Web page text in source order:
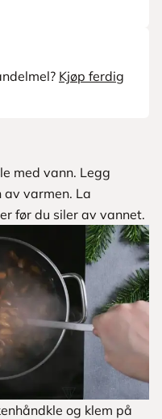
Kjøp ferdig
med vann. Legg
av varmen. La
før du siler av vannet.
og klem på